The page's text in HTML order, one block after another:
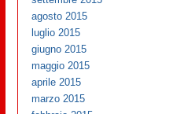
agosto 2015
luglio 2015
giugno 2015
maggio 2015
aprile 2015
marzo 2015